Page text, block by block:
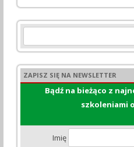
ZAPISZ SIĘ NA NEWSLETTER
Bądź na bieżąco z
szkoleniami
Imię